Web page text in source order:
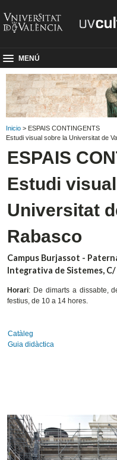
MENÚ
Inicio > ESPAIS CONTINGENTS
Estudi visual sobre la Universitat de
ESPAIS
Estudi
Universitat
Rabasco
Campus Burjassot -
Integrativa de Sistemes,
Horari: De dimarts a dissabte,
festius, de 10 a 14 hores.
Catàleg
Guia didàctica